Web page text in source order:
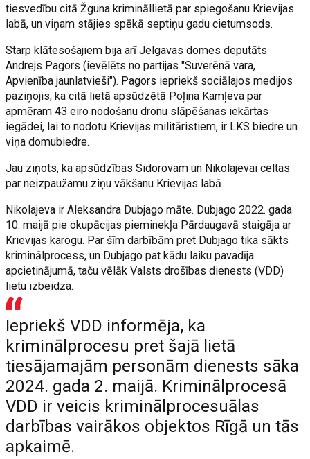
tiesvedību citā Žguna krimināllietā par spiegošanu Krievijas
labā, un viņam stājies spēkā septiņu gadu cietumsods.
Starp klātesošajiem bija arī Jelgavas domes deputāts
Andrejs Pagors (ievēlēts no partijas "Suverēnā vara,
Apvienība jaunlatvieši"). Pagors iepriekš sociālajos medijos
paziņojis, ka citā lietā apsūdzētā Poļina Kamļeva par
apmēram 43 eiro nodošanu dronu slāpēšanas iekārtas
iegādei, lai to nodotu Krievijas militāristiem, ir LKS biedre un
viņa domubiedre.
Jau ziņots, ka apsūdzības Sidorovam un Nikolajevai celtas
par neizpaužamu ziņu vākšanu Krievijas labā.
Nikolajeva ir Aleksandra Dubjago māte. Dubjago 2022. gada
10. maijā pie okupācijas pieminekļa Pārdaugavā staigāja ar
Krievijas karogu. Par šīm darbībām pret Dubjago tika sākts
kriminālprocess, un Dubjago pat kādu laiku pavadīja
apcietinājumā, taču vēlāk Valsts drošības dienests (VDD)
lietu izbeidza.
Iepriekš VDD informēja, ka
kriminālprocesu pret šajā lietā
tiesājamajām personām dienests sāka
2024. gada 2. maijā. Kriminālprocesā
VDD ir veicis kriminālprocesuālas
darbības vairākos objektos Rīgā un tās
apkaimē.